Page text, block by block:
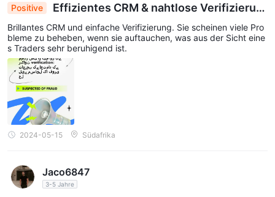
Positive
Effizientes CRM & nahtlose Verifizierun
g: Schnelle Problemlösung für das Vertrauen der
Trader
Brillantes CRM und einfache Verifizierung. Sie scheinen viele Pro
bleme zu beheben, wenn sie auftauchen, was aus der Sicht eine
s Traders sehr beruhigend ist.
2024-05-15 Südafrika
Jaco6847
3-5 Jahre